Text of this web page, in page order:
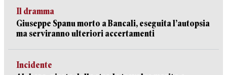
Il dramma
Giuseppe Spanu morto a Bancali, eseguita l’autopsia
ma serviranno ulteriori accertamenti
Incidente